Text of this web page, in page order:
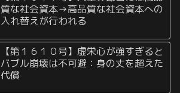
質な社会資本→高品質な社会資本への
入れ替えが行われる
【第１６１０号】虚栄心が強すぎると
バブル崩壊は不可避：身の丈を超えた
代償